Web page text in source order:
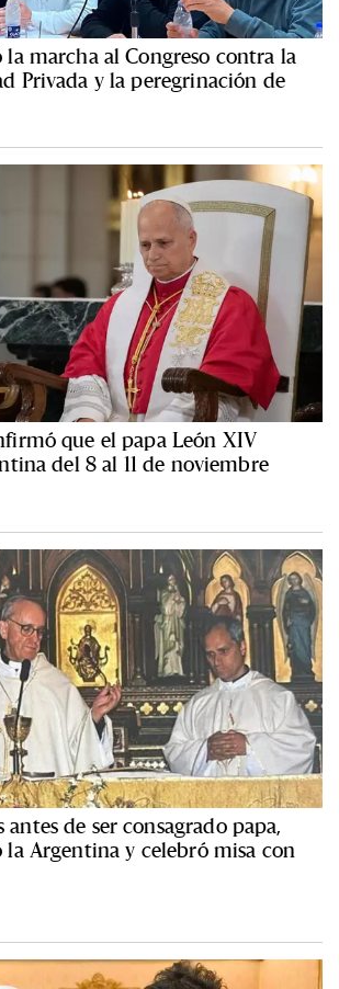
marcha al Congreso contra la
Privada y la peregrinación de
que el papa León XIV
del 8 al 11 de noviembre
antes de ser consagrado papa,
Argentina y celebró misa con